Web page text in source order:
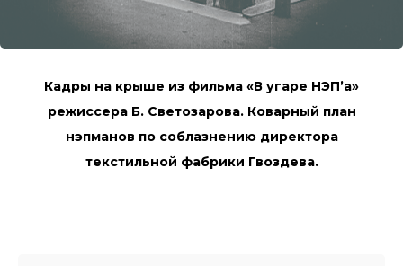
Кадры на крыше из фильма «В угаре НЭП’а»
режиссера Б. Светозарова. Коварный план
нэпманов по соблазнению директора
текстильной фабрики Гвоздева.